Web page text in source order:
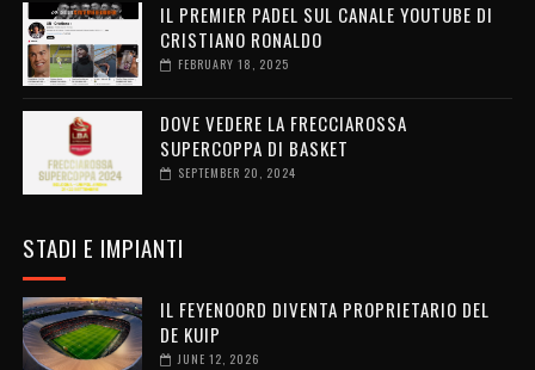
IL PREMIER PADEL SUL CANALE YOUTUBE DI
CRISTIANO RONALDO
FEBRUARY 18, 2025
DOVE VEDERE LA FRECCIAROSSA
SUPERCOPPA DI BASKET
SEPTEMBER 20, 2024
STADI E IMPIANTI
IL FEYENOORD DIVENTA PROPRIETARIO DEL
DE KUIP
JUNE 12, 2026